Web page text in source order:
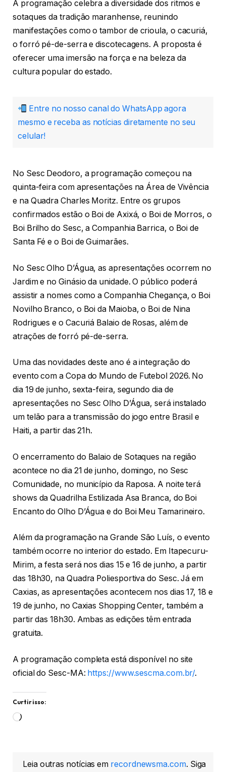
A programação celebra a diversidade dos ritmos e
sotaques da tradição maranhense, reunindo
manifestações como o tambor de crioula, o cacuriá,
o forró pé-de-serra e discotecagens. A proposta é
oferecer uma imersão na força e na beleza da
cultura popular do estado.
Entre no nosso canal do WhatsApp agora
mesmo e receba as notícias diretamente no seu
celular!
No Sesc Deodoro, a programação começou na
quinta-feira com apresentações na Área de Vivência
e na Quadra Charles Moritz. Entre os grupos
confirmados estão o Boi de Axixá, o Boi de Morros, o
Boi Brilho do Sesc, a Companhia Barrica, o Boi de
Santa Fé e o Boi de Guimarães.
No Sesc Olho D’Água, as apresentações ocorrem no
Jardim e no Ginásio da unidade. O público poderá
assistir a nomes como a Companhia Chegança, o Boi
Novilho Branco, o Boi da Maioba, o Boi de Nina
Rodrigues e o Cacuriá Balaio de Rosas, além de
atrações de forró pé-de-serra.
Uma das novidades deste ano é a integração do
evento com a Copa do Mundo de Futebol 2026. No
dia 19 de junho, sexta-feira, segundo dia de
apresentações no Sesc Olho D’Água, será instalado
um telão para a transmissão do jogo entre Brasil e
Haiti, a partir das 21h.
O encerramento do Balaio de Sotaques na região
acontece no dia 21 de junho, domingo, no Sesc
Comunidade, no município da Raposa. A noite terá
shows da Quadrilha Estilizada Asa Branca, do Boi
Encanto do Olho D’Água e do Boi Meu Tamarineiro.
Além da programação na Grande São Luís, o evento
também ocorre no interior do estado. Em Itapecuru-
Mirim, a festa será nos dias 15 e 16 de junho, a partir
das 18h30, na Quadra Poliesportiva do Sesc. Já em
Caxias, as apresentações acontecem nos dias 17, 18 e
19 de junho, no Caxias Shopping Center, também a
partir das 18h30. Ambas as edições têm entrada
gratuita.
A programação completa está disponível no site
oficial do Sesc-MA: https://www.sescma.com.br/.
Curtir isso:
Carregando...
Leia outras notícias em recordnewsma.com. Siga